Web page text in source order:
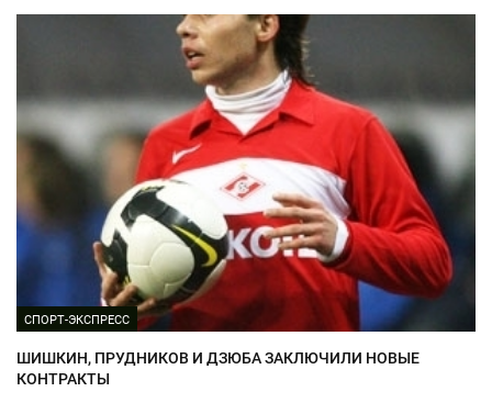
СПОРТ-ЭКСПРЕСС
ШИШКИН, ПРУДНИКОВ И ДЗЮБА ЗАКЛЮЧИЛИ НОВЫЕ
КОНТРАКТЫ